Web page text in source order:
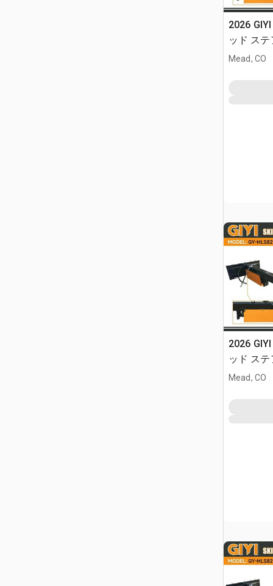
2026
ッド ス
Mead, CO
2026
ッド ス
Mead, CO